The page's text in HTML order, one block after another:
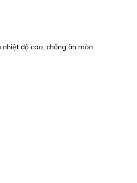
độ cao, chống ăn mòn